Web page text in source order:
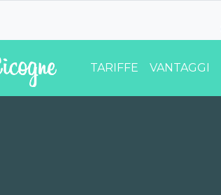
TARIFFE VANTAGGI